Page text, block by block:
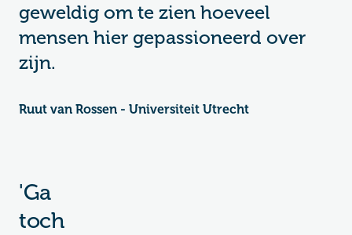
geweldig om te zien hoeveel
mensen hier gepassioneerd over
zijn.
Ruut van Rossen - Universiteit Utrecht
'Ga
toch